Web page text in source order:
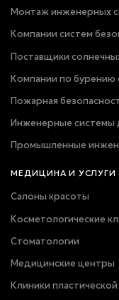
Монтаж инженерных
Компании систем
Поставщики
Компании по бурению
Пожарная
Инженерные системы
Промышленные
МЕДИЦИНА И УСЛУГИ
Салоны красоты
Косметологические
Стоматологии
Медицинские центры
Клиники